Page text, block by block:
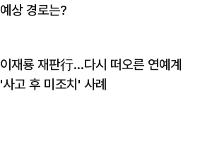
예상 경로는?
이재룡 재판行…다시 떠오른 연예계
'사고 후 미조치' 사례